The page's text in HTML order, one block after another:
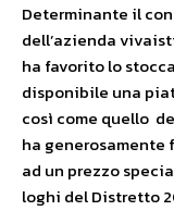
Determinante il
dell’azienda
ha favorito lo
disponibile una
così come quello
ha generosamente
ad un prezzo
loghi del Distretto